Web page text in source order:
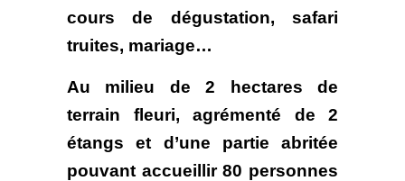
cours de dégustation, safari
truites, mariage…
Au milieu de 2 hectares de
terrain fleuri, agrémenté de 2
étangs et d’une partie abritée
pouvant accueillir 80 personnes